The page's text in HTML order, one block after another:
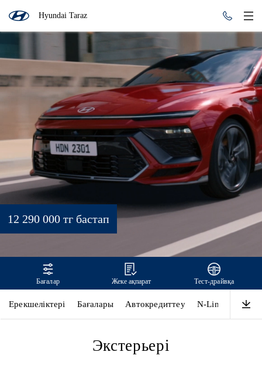
Hyundai Taraz
SONATA
12 290 000 тг бастап
Бағалар Жеке ақпарат Тест-драйвқа
Ерекшеліктері Бағалары Автокредиттеу N-Line
Экстерьері